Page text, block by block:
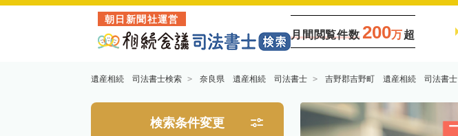
朝日新聞社運営
月間閲覧件数 200万超
遺産相続 司法書士検索 奈良県 遺産相続 司法書士 吉野郡吉野町 遺産相続 司法書士
検索条件変更